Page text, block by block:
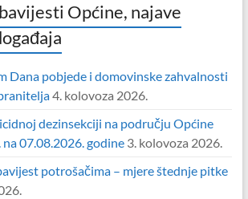
Općine, najave
Dana pobjede i domovinske zahvalnosti
4. kolovoza 2026.
dezinsekciji na području Općine
07.08.2026. godine 3. kolovoza 2026.
potrošačima – mjere štednje pitke